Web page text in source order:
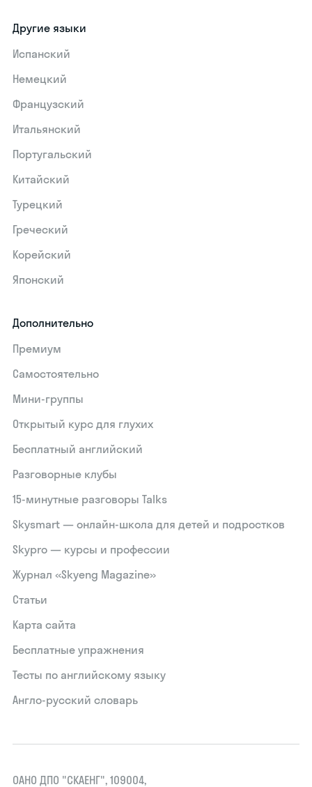
Другие языки
Испанский
Немецкий
Французский
Итальянский
Португальский
Китайский
Турецкий
Греческий
Корейский
Японский
Дополнительно
Премиум
Самостоятельно
Мини-группы
Открытый курс для глухих
Бесплатный английский
Разговорные клубы
15‑минутные разговоры Talks
Skysmart — онлайн-школа для детей и подростков
Skypro — курсы и профессии
Журнал «Skyeng Magazine»
Статьи
Карта сайта
Бесплатные упражнения
Тесты по английскому языку
Англо-русский словарь
ОАНО ДПО "СКАЕНГ", 109004,